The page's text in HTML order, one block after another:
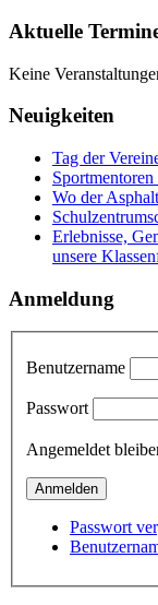
Aktuelle
Keine
Neuigkeiten
Tag der
Wo der
Erlebnisse,
unsere
Anmeldung
Benutzername
Passwort
Angemeldet
Passwort